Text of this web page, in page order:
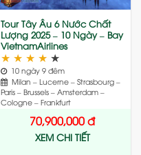
Tour Tây Âu 6 Nước Chất
Lượng 2025 – 10 Ngày – Bay
VietnamAirlines
★ ★ ★ ★ ★
10 ngày 9 đêm
Milan – Lucerne – Strasbourg –
Paris – Brussels – Amsterdam –
Cologne – Frankfurt
70,900,000đ
XEM CHI TIẾT